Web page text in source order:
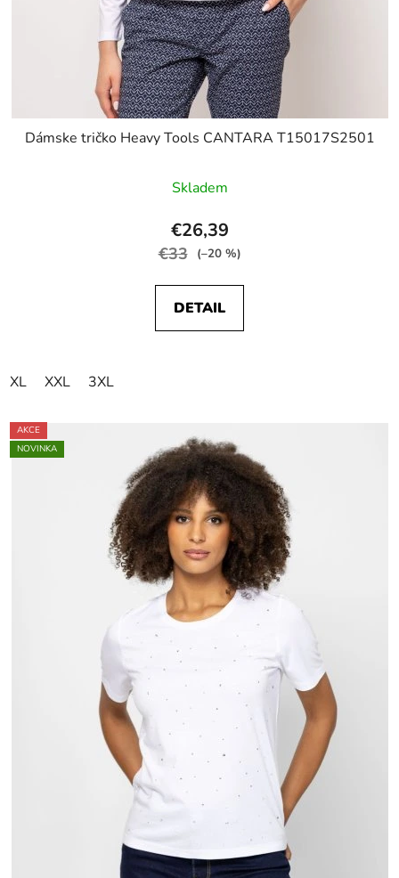
Dámske tričko Heavy Tools CANTARA T15017S2501
Skladem
€26,39
€33 (–20 %)
DETAIL
XL XXL 3XL
AKCE
NOVINKA